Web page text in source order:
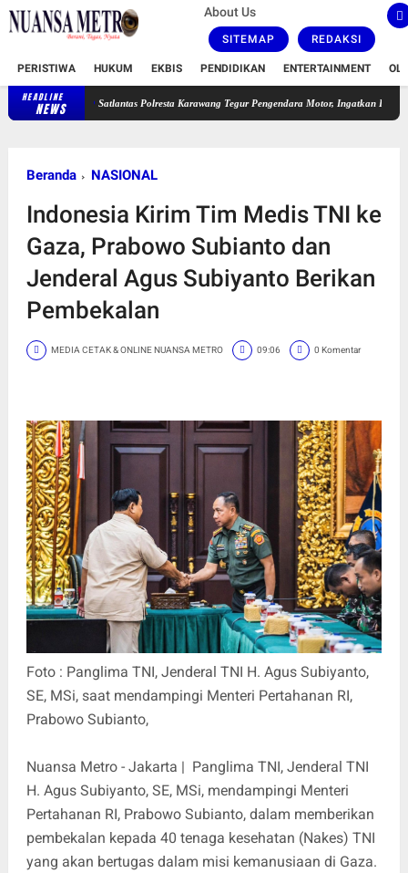
About Us
SITEMAP REDAKSI
PERISTIWA HUKUM EKBIS PENDIDIKAN ENTERTAINMENT
HEADLINE
NEWS
Satlantas Polresta Karawang Tegur Pengendara Motor, Ingatkan Bahaya Ugal-
Beranda NASIONAL
Indonesia Kirim Tim Medis TNI ke
Gaza, Prabowo Subianto dan
Jenderal Agus Subiyanto Berikan
Pembekalan
MEDIA CETAK & ONLINE NUANSA METRO 09:06 0 Komentar
Foto : Panglima TNI, Jenderal TNI H. Agus Subiyanto,
SE, MSi, saat mendampingi Menteri Pertahanan RI,
Prabowo Subianto,
Nuansa Metro - Jakarta | Panglima TNI, Jenderal TNI
H. Agus Subiyanto, SE, MSi, mendampingi Menteri
Pertahanan RI, Prabowo Subianto, dalam memberikan
pembekalan kepada 40 tenaga kesehatan (Nakes) TNI
yang akan bertugas dalam misi kemanusiaan di Gaza.